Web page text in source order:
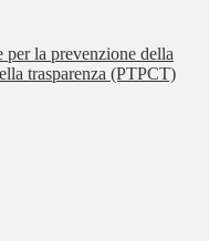
per la prevenzione della
trasparenza (PTPCT)